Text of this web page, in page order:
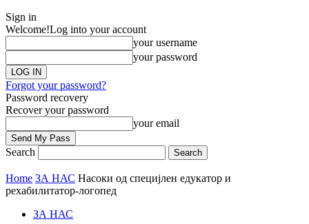
Sign in
Welcome!Log into your account
your username
your password
Forgot your password?
Password recovery
Recover your password
your email
Search
Home ЗА НАС Насоки од специјлен едукатор и
рехабилитатор-логопед
ЗА НАС